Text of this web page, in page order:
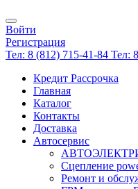
Войти
Регистрация
Тел: 8 (812) 715-41-84 Тел:
Кредит Рассрочка
Главная
Каталог
Контакты
Доставка
Автосервис
Сцепление
Ремонт и